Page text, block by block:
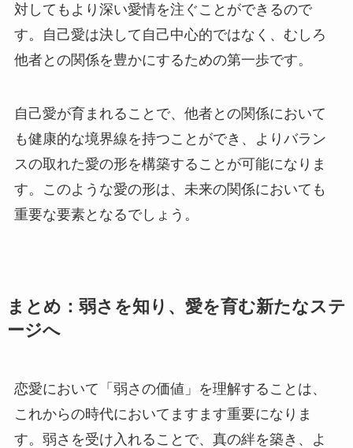
対してもより深い愛情を注ぐことができるので
す。自己愛は決して自己中心的ではなく、むしろ
他者との関係を豊かにするための第一歩です。
自己愛が育まれることで、他者との関係において
も健康的な境界線を持つことができ、よりバラン
スの取れた愛の形を構築することが可能になりま
す。このような愛の形は、未来の関係においても
重要な要素となるでしょう。
まとめ：弱さを知り、愛を育む新たなステ
ージへ
恋愛において「弱さの価値」を理解することは、
これからの時代においてますます重要になりま
す。弱さを受け入れることで、真の絆を築き、よ